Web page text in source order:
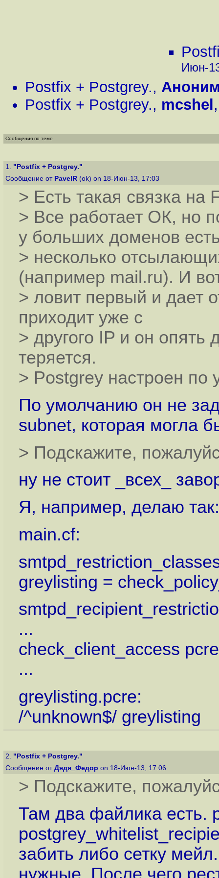
Июн-
Postfix + Postgrey.,
Postfix + Postgrey., mcshel
Сообщения по теме
1. "Postfix + Postgrey."
Сообщение от PavelR (ok) on 18-Июн-13, 17:03
> Есть такая связка на
> Все работает ОК, но
у больших доменов
> несколько
(например mail.ru). И
> ловит первый и дает
приходит уже с
> другого IP и он опять
теряется.
> Postgrey настроен по
По умолчанию он не
subnet, которая могла
> Подскажите,
ну не стоит _всех_
Я, например, делаю так:
main.cf:
greylisting =
...
check_client_access
...
greylisting.pcre:
/^unknown$/ greylisting
2. "Postfix + Postgrey."
Сообщение от Дядя_Федор on 18-Июн-13, 17:06
> Подскажите,
Там два файлика есть.
забить либо сетку